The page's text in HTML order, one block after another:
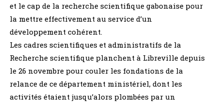
et le cap de la recherche scientifique gabonaise pour
la mettre effectivement au service d’un
développement cohérent.
Les cadres scientifiques et administratifs de la
Recherche scientifique planchent à Libreville depuis
le 26 novembre pour couler les fondations de la
relance de ce département ministériel, dont les
activités étaient jusqu’alors plombées par un